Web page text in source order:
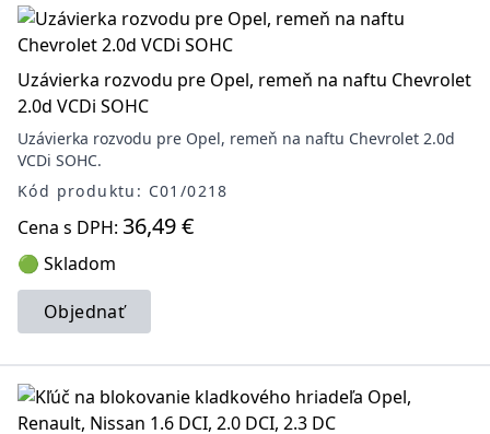
Uzávierka rozvodu pre Opel, remeň na naftu Chevrolet
2.0d VCDi SOHC
Uzávierka rozvodu pre Opel, remeň na naftu Chevrolet 2.0d
VCDi SOHC.
Kód produktu: C01/0218
Cena s DPH: 36,49 €
🟢 Skladom
Objednať